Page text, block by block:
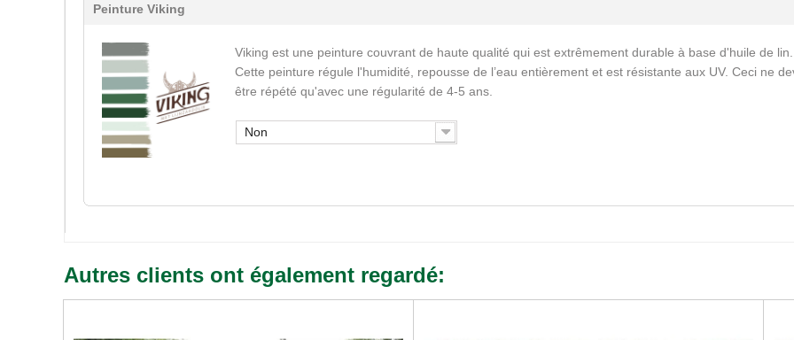
Peinture Viking
Viking est une peinture couvrant de haute qualité qui est extrêmement durable à base d'huile de lin.
Cette peinture régule l'humidité, repousse de l’eau entièrement et est résistante aux UV. Ceci ne
être répété qu'avec une régularité de 4-5 ans.
Non
Autres clients ont également regardé: